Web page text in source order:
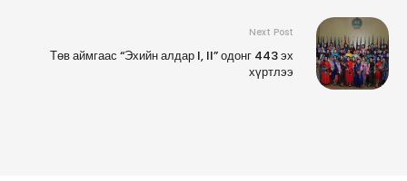
Next Post
Төв аймгаас “Эхийн алдар I, II” одонг 443 эх
хүртлээ